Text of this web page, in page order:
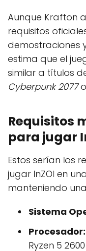
Aunque Krafton
requisitos
demostraciones
estima que el
similar a títulos
Cyberpunk 2077o
Requisitos
para jugar
Estos serían los
jugar InZOI en
manteniendo
Sistema
Procesador:
Ryzen 5 2600